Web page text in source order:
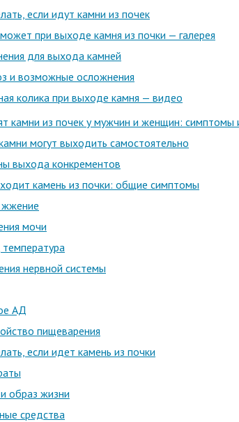
если идут камни из почек
при выходе камня из почки — галерея
для выхода камней
и возможные осложнения
колика при выходе камня — видео
камни из почек у мужчин и женщин: симптомы
могут выходить самостоятельно
выхода конкрементов
камень из почки: общие симптомы
жжение
мочи
нервной системы
АД
пищеварения
если идет камень из почки
образ жизни
средства